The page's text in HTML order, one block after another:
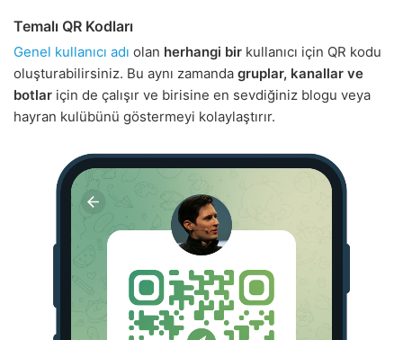
Temalı QR Kodları
Genel kullanıcı adı olan herhangi bir kullanıcı için QR kodu
oluşturabilirsiniz. Bu aynı zamanda gruplar, kanallar ve
botlar için de çalışır ve birisine en sevdiğiniz blogu veya
hayran kulübünü göstermeyi kolaylaştırır.